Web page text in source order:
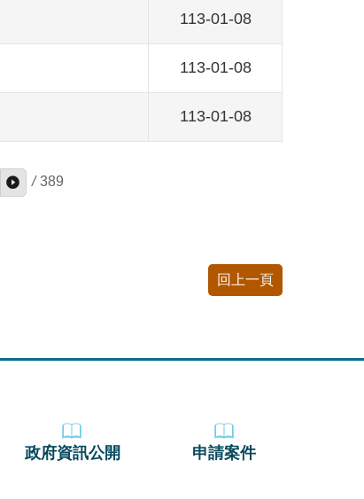
113-01-08
113-01-08
113-01-08
/ 389
回上一頁
政府資訊公開 申請案件